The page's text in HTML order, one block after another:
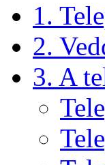
1.
2.
3. A